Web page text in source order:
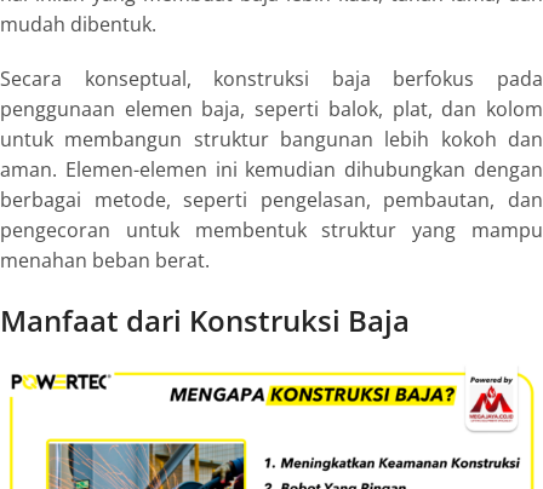
mudah dibentuk.
Secara konseptual, konstruksi baja berfokus pada
penggunaan elemen baja, seperti balok, plat, dan kolom
untuk membangun struktur bangunan lebih kokoh dan
aman. Elemen-elemen ini kemudian dihubungkan dengan
berbagai metode, seperti pengelasan, pembautan, dan
pengecoran untuk membentuk struktur yang mampu
menahan beban berat.
Manfaat dari Konstruksi Baja